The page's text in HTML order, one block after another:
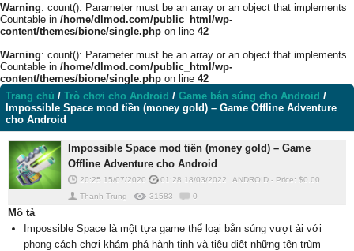
Warning: count(): Parameter must be an array or an object that implements
Countable in /home/dlmod.com/public_html/wp-
content/themes/bione/single.php on line 42
Warning: count(): Parameter must be an array or an object that implements
Countable in /home/dlmod.com/public_html/wp-
content/themes/bione/single.php on line 42
Trang chủ / Trò chơi cho Android / Game bắn súng cho Android /
Impossible Space mod tiền (money gold) – Game Offline Adventure
cho Android
Impossible Space mod tiền (money gold) – Game
Offline Adventure cho Android
20:25 15/07/2020 01:28 18/03/2022 ANDROID - Price: $0.00
Thanh Trung
31583 0
Mô tả
Impossible Space là một tựa game thể loại bắn súng vượt ải với
phong cách chơi khám phá hành tinh và tiêu diệt những tên trùm